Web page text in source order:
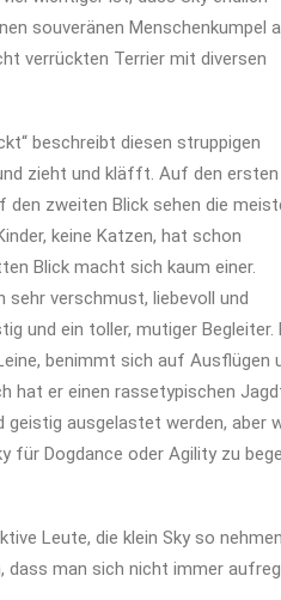
souveränen Menschenkumpel
verrückten Terrier mit diversen
beschreibt diesen struppigen
zieht und kläfft. Auf den ersten
den zweiten Blick sehen die
keine Katzen, hat schon
Blick macht sich kaum einer.
sehr verschmust, liebevoll und
und ein toller, mutiger Begleiter.
benimmt sich auf Ausflügen
hat er einen rassetypischen
ausgelastet werden, aber
für Dogdance oder Agility zu
Leute, die klein Sky so
man sich nicht immer